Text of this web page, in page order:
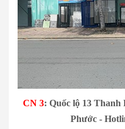
CN 3: Quốc lộ 13
Phước -